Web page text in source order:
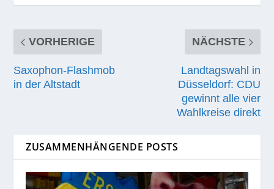
VORHERIGE
Saxophon-Flashmob
in der Altstadt
NÄCHSTE
Landtagswahl in
Düsseldorf: CDU
gewinnt alle vier
Wahlkreise direkt
ZUSAMMENHÄNGENDE POSTS